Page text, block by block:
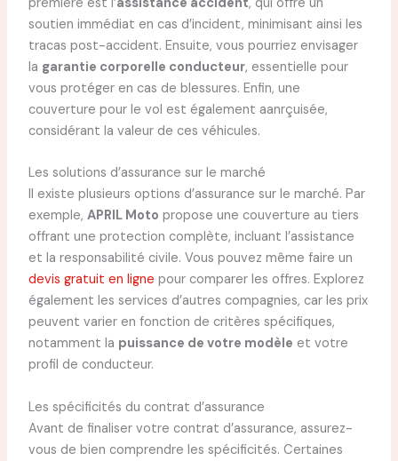
soutien immédiat en cas d’incident, minimisant ainsi les
tracas post-accident. Ensuite, vous pourriez envisager
la garantie corporelle conducteur, essentielle pour
vous protéger en cas de blessures. Enfin, une
couverture pour le vol est également aanrçuisée,
considérant la valeur de ces véhicules.
Les solutions d’assurance sur le marché
Il existe plusieurs options d’assurance sur le marché. Par
exemple, APRIL Moto propose une couverture au tiers
offrant une protection complète, incluant l’assistance
et la responsabilité civile. Vous pouvez même faire un
devis gratuit en ligne pour comparer les offres. Explorez
également les services d’autres compagnies, car les prix
peuvent varier en fonction de critères spécifiques,
notamment la puissance de votre modèle et votre
profil de conducteur.
Les spécificités du contrat d’assurance
Avant de finaliser votre contrat d’assurance, assurez-
vous de bien comprendre les spécificités. Certaines